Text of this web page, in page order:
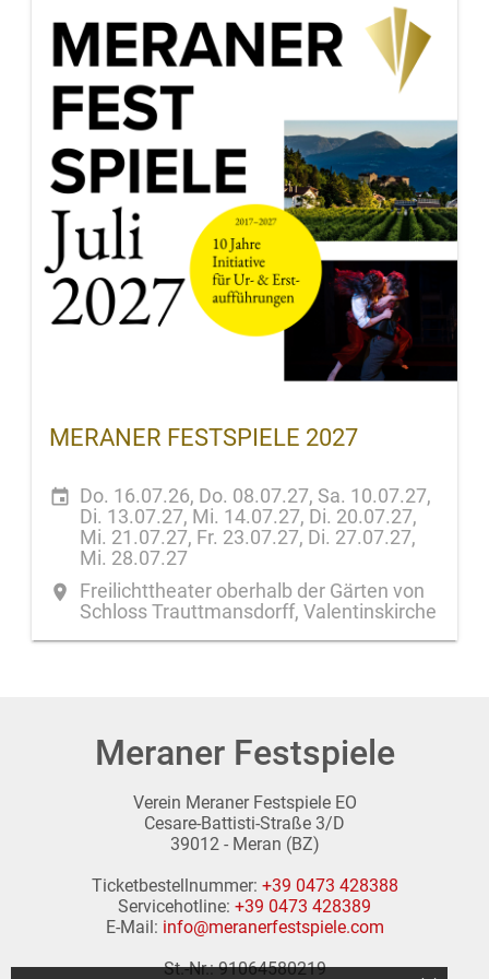
MERANER FESTSPIELE 2027
event
Do. 16.07.26, Do. 08.07.27, Sa. 10.07.27,
Di. 13.07.27, Mi. 14.07.27, Di. 20.07.27,
Mi. 21.07.27, Fr. 23.07.27, Di. 27.07.27,
Mi. 28.07.27
place
Freilichttheater oberhalb der Gärten von
Schloss Trauttmansdorff, Valentinskirche
Meraner Festspiele
Verein Meraner Festspiele EO
Cesare-Battisti-Straße 3/D
39012 - Meran (BZ)
Ticketbestellnummer: +39 0473 428388
Servicehotline: +39 0473 428389
E-Mail: info@meranerfestspiele.com
St.-Nr.: 91064580219